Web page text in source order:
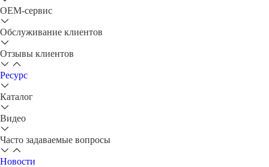
OEM-сервис
Обслуживание клиентов
Отзывы клиентов
Ресурс
Каталог
Видео
Часто задаваемые вопросы
Новости